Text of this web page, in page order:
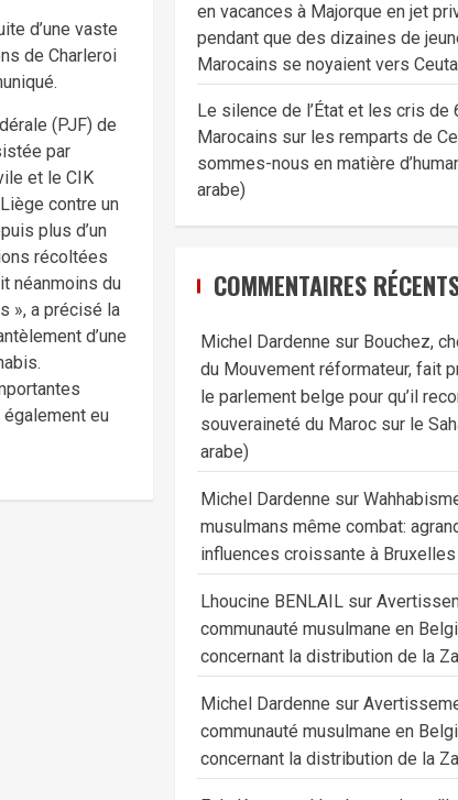
d’une vaste
de Charleroi
(PJF) de
par
et le CIK
contre un
plus d’un
récoltées
néanmoins du
», a précisé la
d’une
eu
en vacances à Majorque en jet
pendant que des dizaines de
Marocains se noyaient vers
Le silence de l’État et les cris de
Marocains sur les remparts de
sommes-nous en matière
arabe)
COMMENTAIRES
Michel Dardenne sur Bouchez,
du Mouvement réformateur, fait
le parlement belge pour qu’il
souveraineté du Maroc sur le
arabe)
Michel Dardenne sur
musulmans même combat:
influences croissante à Bruxelles
Lhoucine BENLAILsur
communauté musulmane en
concernant la distribution de la
Michel Dardenne sur
communauté musulmane en
concernant la distribution de la